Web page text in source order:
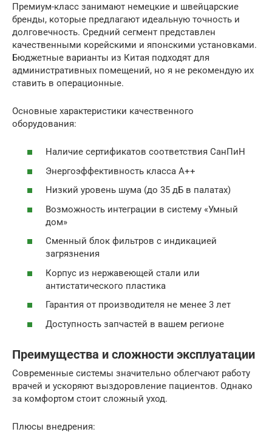
Премиум-класс занимают немецкие и швейцарские
бренды, которые предлагают идеальную точность и
долговечность. Средний сегмент представлен
качественными корейскими и японскими установками.
Бюджетные варианты из Китая подходят для
административных помещений, но я не рекомендую их
ставить в операционные.
Основные характеристики качественного
оборудования:
Наличие сертификатов соответствия СанПиН
Энергоэффективность класса А++
Низкий уровень шума (до 35 дБ в палатах)
Возможность интеграции в систему «Умный
дом»
Сменный блок фильтров с индикацией
загрязнения
Корпус из нержавеющей стали или
антистатического пластика
Гарантия от производителя не менее 3 лет
Доступность запчастей в вашем регионе
Преимущества и сложности эксплуатации
Современные системы значительно облегчают работу
врачей и ускоряют выздоровление пациентов. Однако
за комфортом стоит сложный уход.
Плюсы внедрения: